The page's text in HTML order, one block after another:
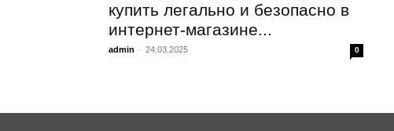
купить легально и безопасно в
интернет-магазине...
admin - 24.03.2025 0